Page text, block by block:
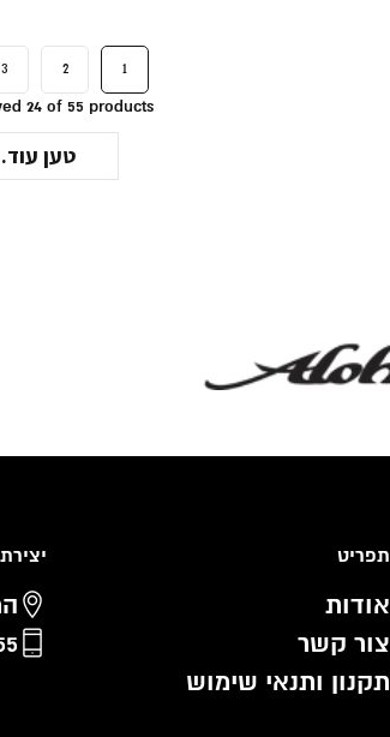
1
2
3
24 of 55 products
טען
תפריט
אודות
צור קשר
תקנון ותנאי שימוש